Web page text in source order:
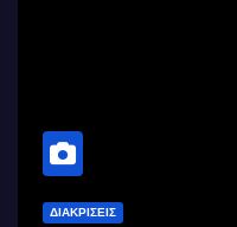
ΔΙΑΚΡΊΣΕΙΣ